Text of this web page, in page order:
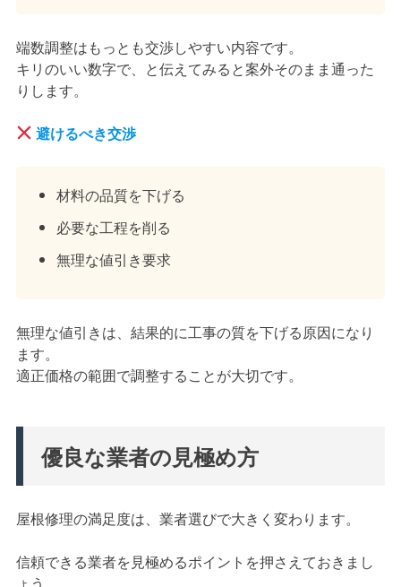
端数調整はもっとも交渉しやすい内容です。
キリのいい数字で、と伝えてみると案外そのまま通った
りします。
避けるべき交渉
材料の品質を下げる
必要な工程を削る
無理な値引き要求
無理な値引きは、結果的に工事の質を下げる原因になり
ます。
適正価格の範囲で調整することが大切です。
優良な業者の見極め方
屋根修理の満足度は、業者選びで大きく変わります。
信頼できる業者を見極めるポイントを押さえておきまし
ょう。